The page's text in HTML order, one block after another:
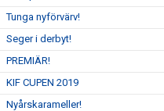
Tunga nyförvärv!
Seger i derbyt!
PREMIÄR!
KIF CUPEN 2019
Nyårskarameller!